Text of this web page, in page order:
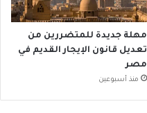
مهلة جديدة للمتضررين من
تعديل قانون الإيجار القديم في
مصر
منذ أسبوعين